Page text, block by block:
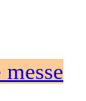
messe